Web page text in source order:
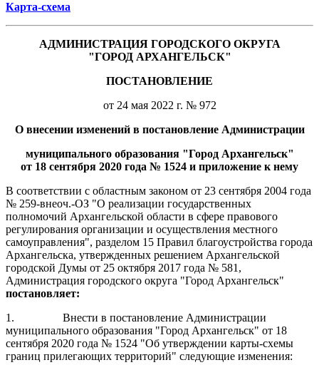
Карта-схема
АДМИНИСТРАЦИЯ ГОРОДСКОГО ОКРУГА
"ГОРОД АРХАНГЕЛЬСК"
ПОСТАНОВЛЕНИЕ
от 24 мая 2022 г. № 972
О внесении изменений в постановление Администрации
муниципального образования "Город Архангельск"
от 18 сентября 2020 года № 1524 и приложение к нему
В соответствии с областным законом от 23 сентября 2004 года
№ 259-внеоч.-ОЗ "О реализации государственных
полномочий Архангельской области в сфере правового
регулирования организации и осуществления местного
самоуправления", разделом 15 Правил благоустройства города
Архангельска, утвержденных решением Архангельской
городской Думы от 25 октября 2017 года № 581,
Администрация городского округа "Город Архангельск"
постановляет:
1.
Внести в постановление Администрации
муниципального образования "Город Архангельск" от 18
сентября 2020 года № 1524 "Об утверждении карты-схемы
границ прилегающих территорий" следующие изменения: